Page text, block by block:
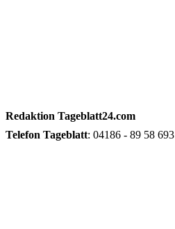
Redaktion Tageblatt24.com
Telefon Tageblatt: 04186 - 89 58 693